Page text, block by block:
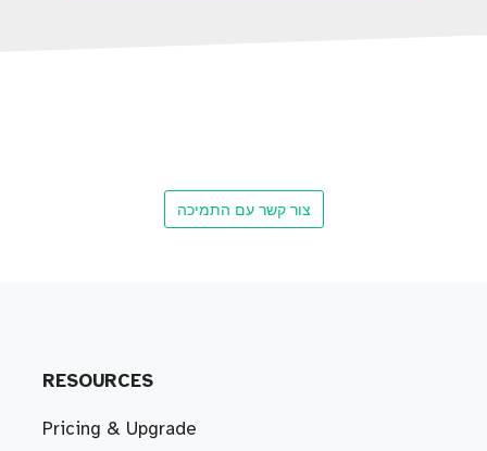
צור קשר עם התמיכה
RESOURCES
Pricing & Upgrade